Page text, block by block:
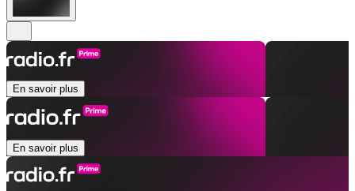
En savoir plus
En savoir plus